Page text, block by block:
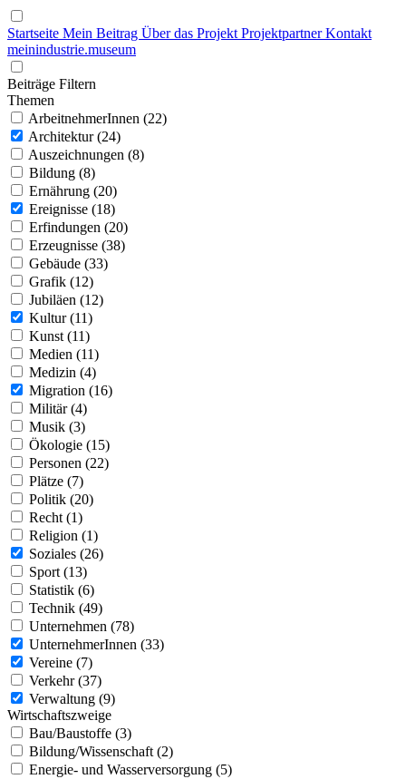
Startseite Mein Beitrag Über das Projekt ProjektpartnerKontakt
meinindustrie.museum
Beiträge Filtern
Themen
ArbeitnehmerInnen (22)
Architektur (24)
Auszeichnungen (8)
Bildung (8)
Ernährung (20)
Ereignisse (18)
Erfindungen (20)
Erzeugnisse (38)
Gebäude (33)
Grafik (12)
Jubiläen (12)
Kultur (11)
Kunst (11)
Medien (11)
Medizin (4)
Migration (16)
Militär (4)
Musik (3)
Ökologie (15)
Personen (22)
Plätze (7)
Politik (20)
Recht (1)
Religion (1)
Soziales (26)
Sport (13)
Statistik (6)
Technik (49)
Unternehmen (78)
UnternehmerInnen (33)
Vereine (7)
Verkehr (37)
Verwaltung (9)
Wirtschaftszweige
Bau/Baustoffe (3)
Bildung/Wissenschaft (2)
Energie- und Wasserversorgung (5)